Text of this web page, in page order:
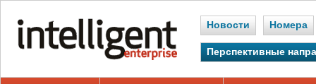
Новости Номера
Перспективные